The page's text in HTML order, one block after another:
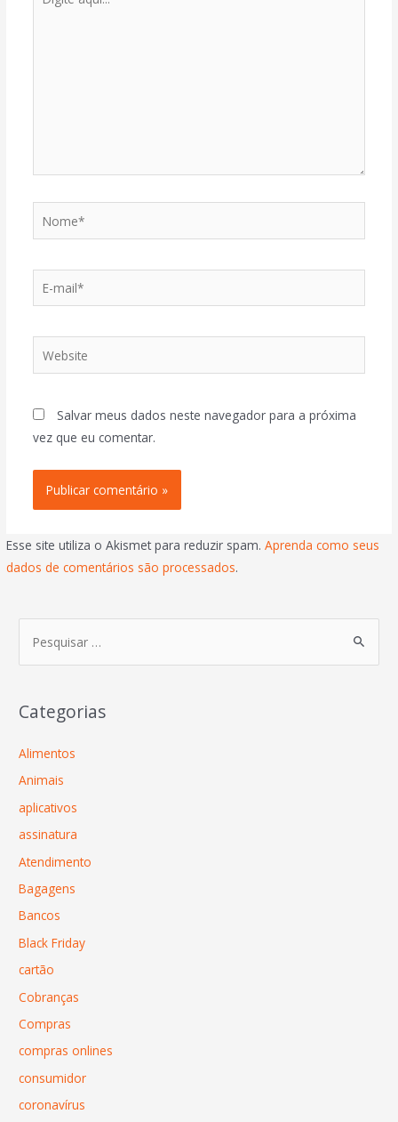
Salvar meus dados neste navegador para a próxima
vez que eu comentar.
Esse site utiliza o Akismet para reduzir spam.Aprenda como seus
dados de comentários são processados.
Categorias
Alimentos
Animais
aplicativos
assinatura
Atendimento
Bagagens
Bancos
Black Friday
cartão
Cobranças
Compras
compras onlines
consumidor
coronavírus